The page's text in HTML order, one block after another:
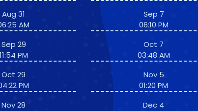
Aug 31
AM
Sep 29
11:54 PM
Oct 29
PM
Nov 28
Sep 7
06:10 PM
Oct 7
03:48 AM
Nov 5
01:20 PM
Dec 4